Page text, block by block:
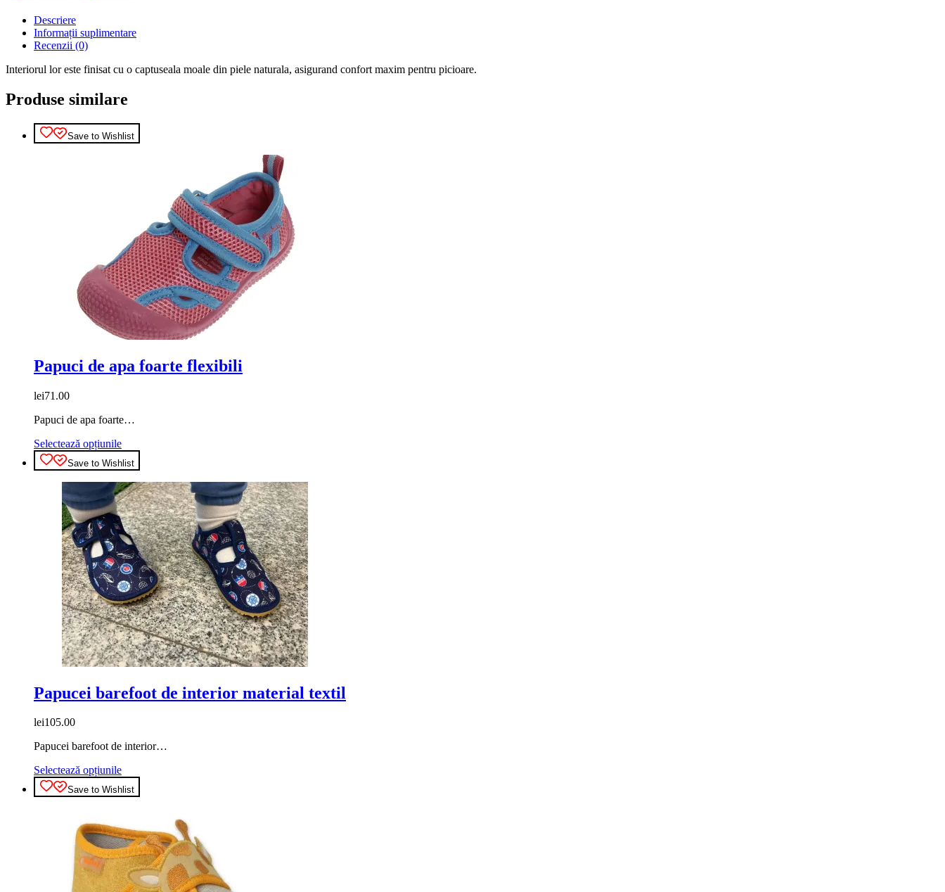
Descriere
Informații suplimentare
Recenzii (0)
Interiorul lor este finisat cu o captuseala moale din piele naturala, asigurand confort maxim pentru picioare.
Produse similare
Save to Wishlist
Papuci de apa foarte flexibili
lei71.00
Papuci de apa foarte…
Selectează opțiunileAcest
produs
are
mai
multe
variații.
Opțiunile
pot
fi
alese
în
pagina
produsului.
Save to Wishlist
Papucei barefoot de interior material textil
lei105.00
Papucei barefoot de interior…
Selectează opțiunileAcest
produs
are
variații.
Opțiunile
pot
fi
alese
Save to Wishlist